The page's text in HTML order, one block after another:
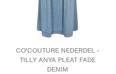
CO'COUTURE NEDERDEL -
TILLY ANYA PLEAT FADE
DENIM